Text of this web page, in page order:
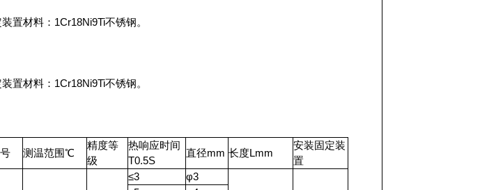
置材料：1Cr18Ni9Ti不锈钢。
置材料：1Cr18Ni9Ti不锈钢。
测温范围℃
精度等
级
热响应时间
T0.5S
直径mm 长度Lmm
安装固定装
置
≤3 φ3